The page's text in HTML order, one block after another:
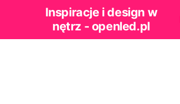
Inspiracje i design w
nętrz - openled.pl